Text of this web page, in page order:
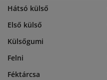
Hátsó külső
Első külső
Külsőgumi
Felni
Féktárcsa